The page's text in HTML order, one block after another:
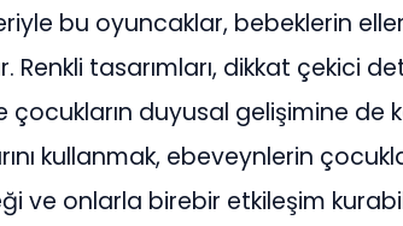
bu oyuncaklar, bebeklerin
Renkli tasarımları, dikkat çekici
çocukların duyusal gelişimine de
kullanmak, ebeveynlerin
ve onlarla birebir etkileşim